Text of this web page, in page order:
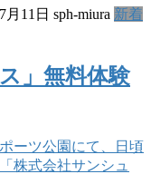
月11日 sph-miura 新着
」無料体験
ーツ公園にて、日頃
株式会社サンシュ